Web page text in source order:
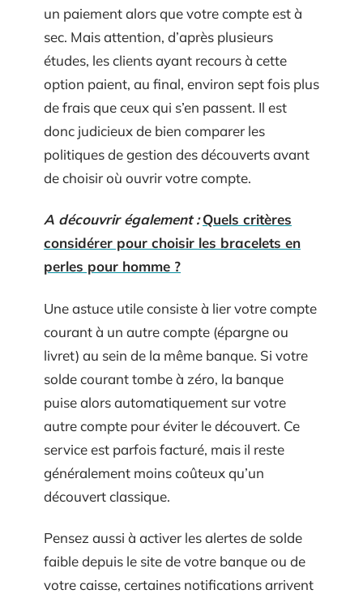
un paiement alors que votre compte est à
sec. Mais attention, d’après plusieurs
études, les clients ayant recours à cette
option paient, au final, environ sept fois plus
de frais que ceux qui s’en passent. Il est
donc judicieux de bien comparer les
politiques de gestion des découverts avant
de choisir où ouvrir votre compte.
A découvrir également : Quels critères
considérer pour choisir les bracelets en
perles pour homme ?
Une astuce utile consiste à lier votre compte
courant à un autre compte (épargne ou
livret) au sein de la même banque. Si votre
solde courant tombe à zéro, la banque
puise alors automatiquement sur votre
autre compte pour éviter le découvert. Ce
service est parfois facturé, mais il reste
généralement moins coûteux qu’un
découvert classique.
Pensez aussi à activer les alertes de solde
faible depuis le site de votre banque ou de
votre caisse, certaines notifications arrivent